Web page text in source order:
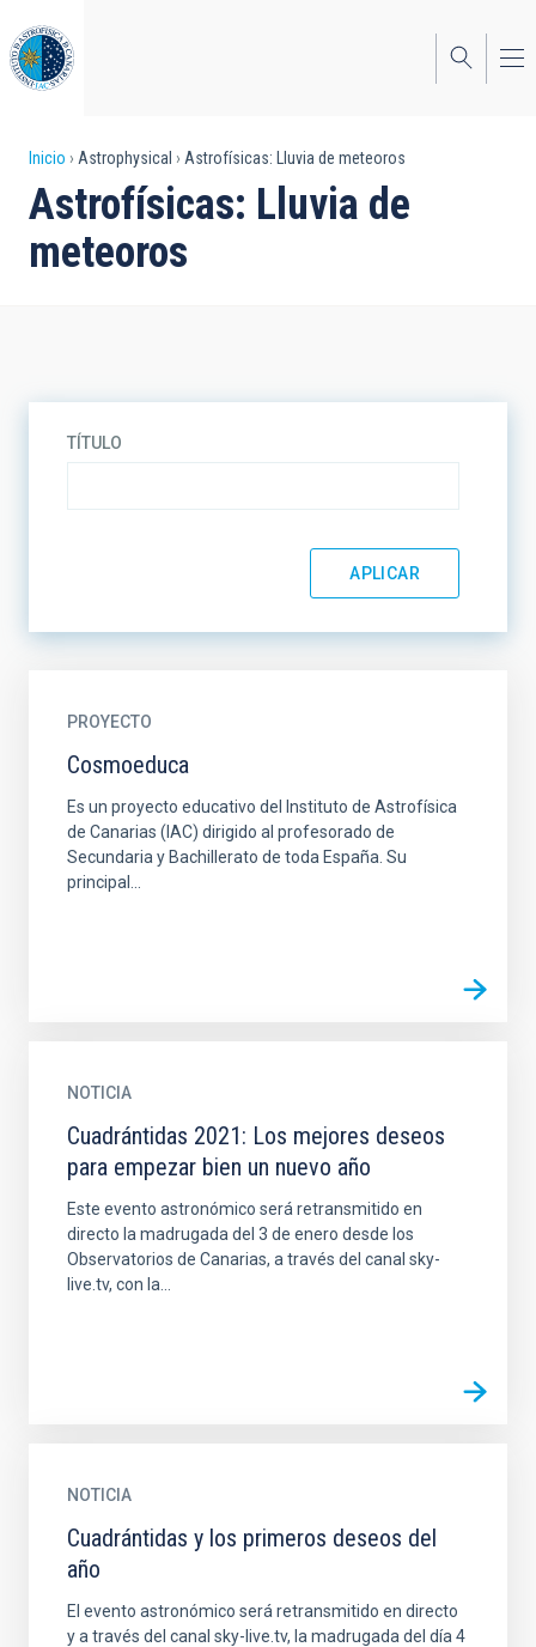
al
contenido
principal
Sobrescribir
enlaces
de
Inicio Astrophysical Astrofísicas: Lluvia de meteoros
Astrofísicas: Lluvia de
meteoros
TÍTULO
PROYECTO
Cosmoeduca
Es un proyecto educativo del Instituto de Astrofísica
de Canarias (IAC) dirigido al profesorado de
Secundaria y Bachillerato de toda España. Su
principal...
NOTICIA
Cuadrántidas 2021: Los mejores deseos
para empezar bien un nuevo año
Este evento astronómico será retransmitido en
directo la madrugada del 3 de enero desde los
Observatorios de Canarias, a través del canal sky-
live.tv, con la...
NOTICIA
Cuadrántidas y los primeros deseos del
año
El evento astronómico será retransmitido en directo
y a través del canal sky-live.tv, la madrugada del día 4